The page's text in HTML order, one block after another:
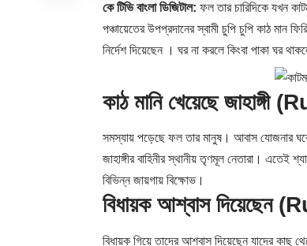
কে টিভি বাংলা ডিজিটাল: ফল তার চারিদিকে যখন
পঞ্চায়েতের উপপ্রদানের স্বামী চুপি চুপি কাঠ মান
নির্দেশ দিয়েছেন । ঘর না করলে কিংবা পাকা ঘর
কাঠ মানি খেয়েছে
সমস্যায় পড়েছে ফল তার মানুষ। আবাস যোজনার ঘরে
জাহাঙ্গীর বাহিনীর স্থানীয় তৃণমূল নেতারা। এতেই
বিভিন্ন জায়গায় বিক্ষোভ।
বিধায়ক আশ্বাস
বিধায়ক গিয়ে তাদের আশ্বাস দিয়েছেন যাদের কাছ